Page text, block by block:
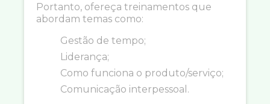
Portanto, ofereça treinamentos que
abordam temas como:
Gestão de tempo;
Liderança;
Como funciona o produto/serviço;
Comunicação interpessoal.